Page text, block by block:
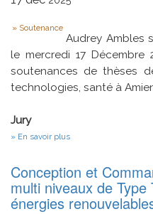
Type
Soutenance
Audrey Ambles
le mercredi 17
soutenances de thèses
technologies, santé à
Jury
En savoir plus
d’un
système
interactif
adaptable
Conception et
multi niveaux de
énergies